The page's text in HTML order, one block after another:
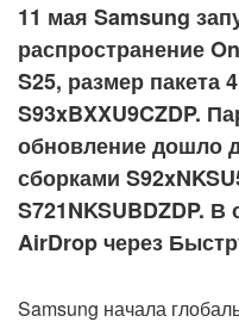
11 мая Samsung
распространение
S25, размер пакета
S93xBXXU9CZDP.
обновление дошло
сборками
S721NKSUBDZDP.
AirDrop через
Samsung начала